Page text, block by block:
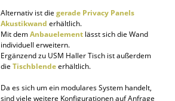
Alternativ ist die gerade Privacy Panels
Akustikwand erhältlich.
Mit demAnbauelement lässt sich die Wand
individuell erweitern.
Ergänzend zu USM Haller Tisch ist außerdem
die Tischblendeerhältlich.
Da es sich um ein modulares System handelt,
sind viele weitere Konfigurationen auf Anfrage